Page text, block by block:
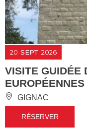
20 SEPT 2026
VISITE GUIDÉE
GIGNAC
RÉSERVER